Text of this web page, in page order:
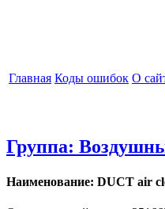
Главная Коды ошибок О
Группа:
Наименование: DUCT air